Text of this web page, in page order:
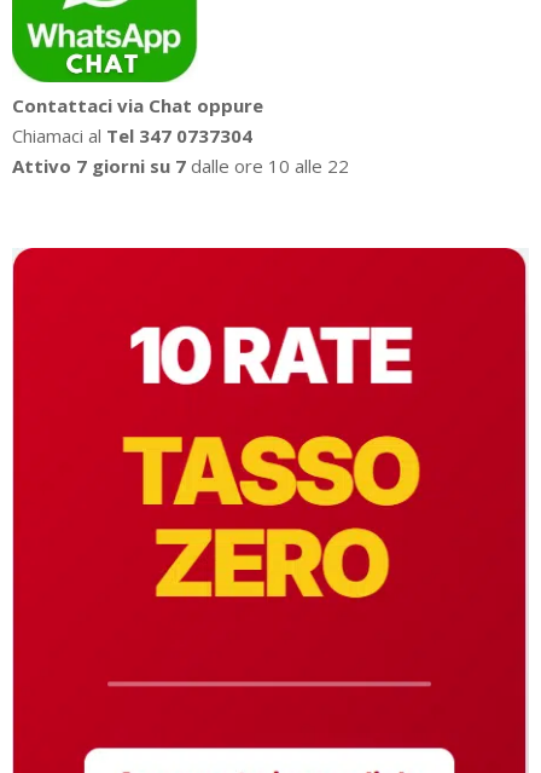
Contattaci via Chat oppure
Chiamaci al Tel 347 0737304
Attivo 7 giorni su 7 dalle ore 10 alle 22